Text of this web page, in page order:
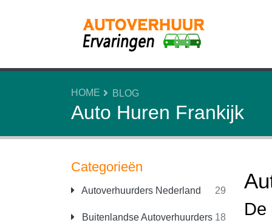
HOME BLOG
Auto Huren Frankijk
Categorieën
Autoverhuurders Nederland 29
Buitenlandse Autoverhuurders 18 De